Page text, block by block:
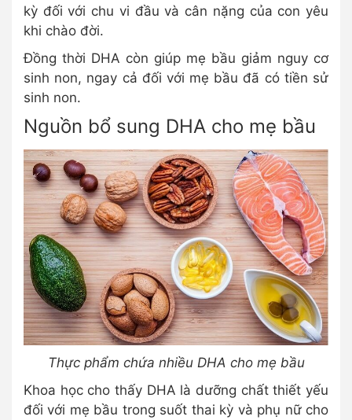
kỳ đối với chu vi đầu và cân nặng của con yêu
khi chào đời.
Đồng thời DHA còn giúp mẹ bầu giảm nguy cơ
sinh non, ngay cả đối với mẹ bầu đã có tiền sử
sinh non.
Nguồn bổ sung DHA cho mẹ bầu
Thực phẩm chứa nhiều DHA cho mẹ bầu
Khoa học cho thấy DHA là dưỡng chất thiết yếu
đối với mẹ bầu trong suốt thai kỳ và phụ nữ cho